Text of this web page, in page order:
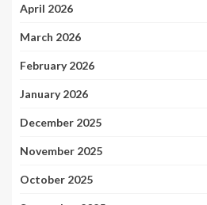
April 2026
March 2026
February 2026
January 2026
December 2025
November 2025
October 2025